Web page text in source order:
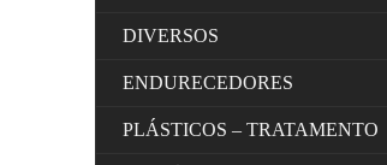
DIVERSOS
ENDURECEDORES
PLÁSTICOS – TRATAMENTO